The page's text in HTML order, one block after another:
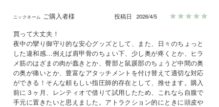
ご購入者様 投稿日 2026/4/5
買って大丈夫！
夜中の攣り御守り的な安心グッズとして、また、日々のちょっと
した違和感…例えば肩甲骨のちょい下、少し奥が疼くとか、ヒラ
メ筋のはざまの肉が蠢きとか、臀部と鼠蹊部のちょうど中間の奥
の奥が痛いとか、豊富なアタッチメントを付け替えて適切な対応
ができる！そんな頼もしい指圧師的存在として、推せます。購入
前に３ヶ月、レンティオで借りて試用したため、これなら自腹で
手元に置きたいと思えました。アトラクション的にときに頭皮や